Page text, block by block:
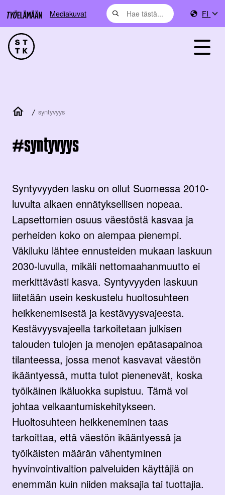
Mediakuvat FI
/ syntyvyys
syntyvyys
Syntyvyyden lasku on ollut Suomessa 2010-
luvulta alkaen ennätyksellisen nopeaa.
Lapsettomien osuus väestöstä kasvaa ja
perheiden koko on aiempaa pienempi.
Väkiluku lähtee ennusteiden mukaan laskuun
2030-luvulla, mikäli nettomaahanmuutto ei
merkittävästi kasva. Syntyvyyden laskuun
liitetään usein keskustelu huoltosuhteen
heikkenemisestä ja kestävyysvajeesta.
Kestävyysvajeella tarkoitetaan julkisen
talouden tulojen ja menojen epätasapainoa
tilanteessa, jossa menot kasvavat väestön
ikääntyessä, mutta tulot pienenevät, koska
työikäinen ikäluokka supistuu. Tämä voi
johtaa velkaantumiskehitykseen.
Huoltosuhteen heikkeneminen taas
tarkoittaa, että väestön ikääntyessä ja
työikäisten määrän vähentyminen
hyvinvointivaltion palveluiden käyttäjiä on
enemmän kuin niiden maksajia tai tuottajia.